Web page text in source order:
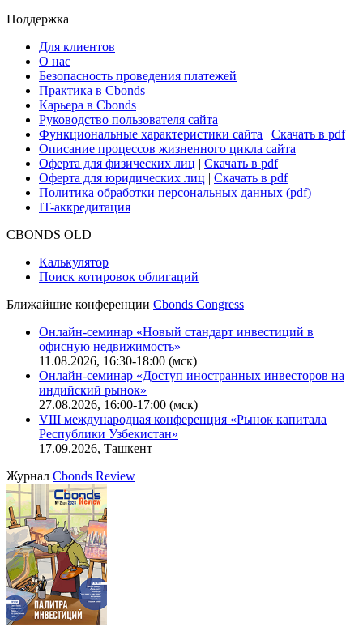
Поддержка
Для клиентов
О нас
Безопасность проведения платежей
Практика в Cbonds
Карьера в Cbonds
Руководство пользователя сайта
Функциональные характеристики сайта | Скачать в pdf
Описание процессов жизненного цикла сайта
Оферта для физических лиц | Скачать в pdf
Оферта для юридических лиц | Скачать в pdf
Политика обработки персональных данных (pdf)
IT-аккредитация
CBONDS OLD
Калькулятор
Поиск котировок облигаций
Ближайшие конференции Cbonds Congress
Онлайн-семинар «Новый стандарт инвестиций в
офисную недвижимость»
11.08.2026, 16:30-18:00 (мск)
Онлайн-семинар «Доступ иностранных инвесторов на
индийский рынок»
27.08.2026, 16:00-17:00 (мск)
VIII международная конференция «Рынок капитала
Республики Узбекистан»
17.09.2026, Ташкент
Журнал Cbonds Review